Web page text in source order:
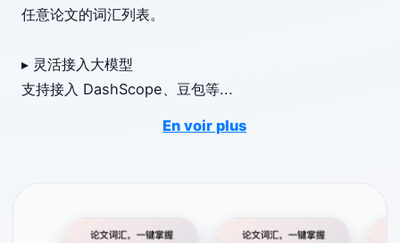
任意论文的词汇列表。
▸ 灵活接入大模型
支持接入 DashScope、豆包等...
En voir plus